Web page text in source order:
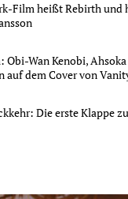
Film heißt Rebirth und
Obi-Wan Kenobi,
auf dem Cover von
Die erste Klappe